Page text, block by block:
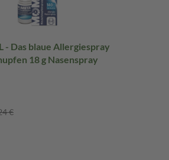
- Das blaue Allergiespray
18 g Nasenspray
€